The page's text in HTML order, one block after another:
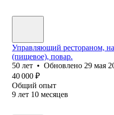
Управляющий рестораном,
(пищевое), повар.
50 лет • Обновлено 29 мая
40 000 ₽
Общий опыт
9 лет 10 месяцев